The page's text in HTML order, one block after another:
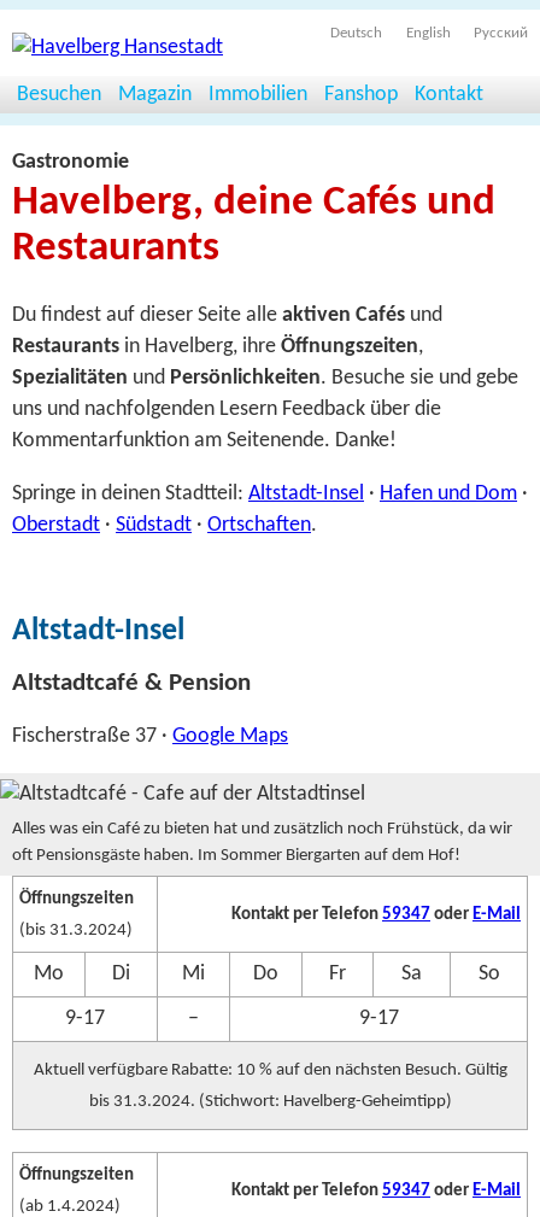
Deutsch English Русский
Besuchen Magazin Immobilien Fanshop Kontakt
Gastronomie
Havelberg, deine Cafés und
Restaurants
Du findest auf dieser Seite alle aktiven Cafés und
Restaurants in Havelberg, ihre Öffnungszeiten,
Spezialitäten und Persönlichkeiten. Besuche sie und gebe
uns und nachfolgenden Lesern Feedback über die
Kommentarfunktion am Seitenende. Danke!
Springe in deinen Stadtteil: Altstadt-Insel · Hafen und Dom ·
Oberstadt · Südstadt · Ortschaften.
Altstadt-Insel
Altstadtcafé & Pension
Fischerstraße 37 · Google Maps
Alles was ein Café zu bieten hat und zusätzlich noch Frühstück, da wir
oft Pensionsgäste haben. Im Sommer Biergarten auf dem Hof!
Öffnungszeiten
(bis 31.3.2024)
Kontakt per Telefon 59347 oder E-Mail
Mo Di Mi Do Fr Sa So
9-17 – 9-17
Aktuell verfügbare Rabatte: 10 % auf den nächsten Besuch. Gültig
bis 31.3.2024. (Stichwort: Havelberg-Geheimtipp)
Öffnungszeiten
(ab 1.4.2024)
Kontakt per Telefon 59347 oder E-Mail